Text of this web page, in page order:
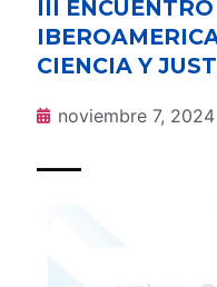
III
CIENCIA Y
noviembre 7, 2024